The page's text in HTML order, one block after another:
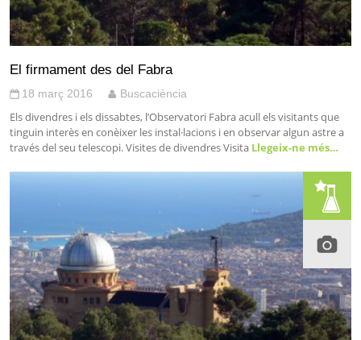
El firmament des del Fabra
18 març 2016 Buscaciència
Els divendres i els dissabtes, l’Observatori Fabra acull els visitants que
tinguin interès en conèixer les instal·lacions i en observar algun astre a
través del seu telescopi. Visites de divendres Visita Llegeix-ne més…